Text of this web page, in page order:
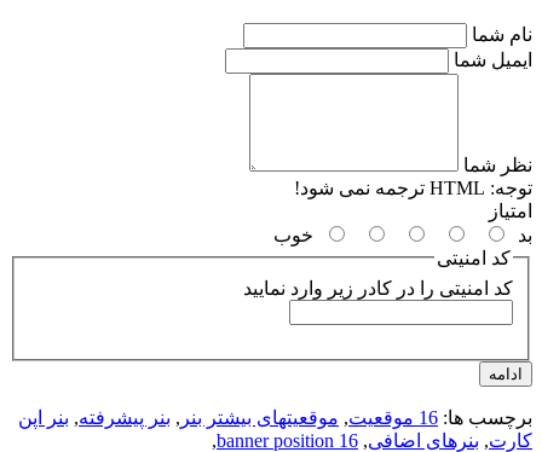
شما
شما
شما
HTML ترجمه نمی شود!
خوب
کد امنیتی
کد امنیتی را در کادر زیر وارد نمایید
ها: 16 موقعیت ,موقعیتهای بیشتر بنر ,بنر پیشرفته ,بنر اپن
, بنرهای اضافی,
16 banner position
,